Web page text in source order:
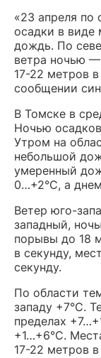
«23 апреля по
осадки в виде
дождь. По
ветра ночью
17-22 метров
сообщении
В Томске в
Ночью
Утром на
небольшой
умеренный
0…+2°С, а
Ветер юго-
западный,
порывы до 18
в секунду,
секунду.
По области
западу +7°С.
пределах
+1…+6°С.
17-22 метров в